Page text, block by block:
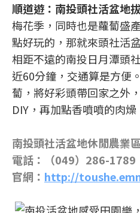
順道遊：南投頭社活盆地
梅花季，同時也是蘿蔔盛
點好玩的，那就來頭社活
相距不遠的南投日月潭頭
近60分鐘，交通算是方便
蔔，將好彩頭帶回家之外
DIY，再加點香噴噴的肉燥
南投頭社活盆地休閒農業區
電話：（049）286-1789
官網： http://